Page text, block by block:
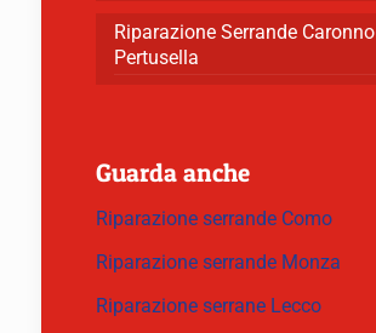
Riparazione Serrande Caronno
Pertusella
Guarda anche
Riparazione serrande Como
Riparazione serrande Monza
Riparazione serrane Lecco